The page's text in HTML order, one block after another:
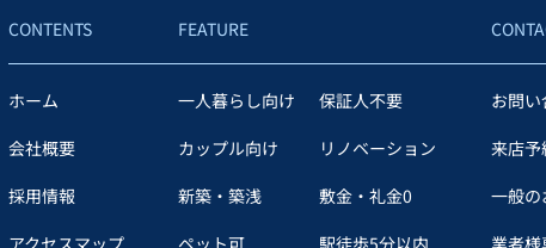
CONTENTS
ホーム
会社概要
採用情報
アクセスマップ
FEATURE
一人暮らし向け
保証人不要
カップル向け
リノベーション
新築・築浅
敷金・礼金0
ペット可
駅徒歩5分以内
お問
来店予
一般の
業者